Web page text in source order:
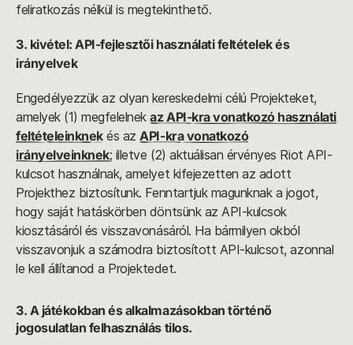
feliratkozás nélkül is megtekinthető.
3. kivétel: API-fejlesztői használati feltételek és
irányelvek
Engedélyezzük az olyan kereskedelmi célú Projekteket,
amelyek (1) megfelelnekaz API-kra vonatkozó használati
feltételeinknekés azAPI-kra vonatkozó
irányelveinknek; illetve (2) aktuálisan érvényes Riot API-
kulcsot használnak, amelyet kifejezetten az adott
Projekthez biztosítunk. Fenntartjuk magunknak a jogot,
hogy saját hatáskörben döntsünk az API-kulcsok
kiosztásáról és visszavonásáról. Ha bármilyen okból
visszavonjuk a számodra biztosított API-kulcsot, azonnal
le kell állítanod a Projektedet.
3. A játékokban és alkalmazásokban történő
jogosulatlan felhasználás tilos.